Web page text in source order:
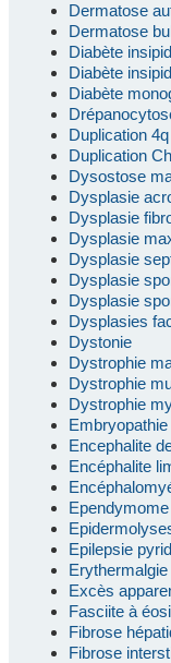
Dermatose
Dermatose
Diabète
Diabète
Diabète
Duplication 4q
Duplication
Dysostose
Dysplasie
Dysplasie
Dysplasie
Dysplasie
Dysplasie
Dysplasie
Dysplasies
Dystonie
Dystrophie
Dystrophie
Dystrophie
Encephalite
Encéphalite
Ependymome
Epilepsie
Erythermalgie
Excès
Fasciite à
Fibrose
Fibrose